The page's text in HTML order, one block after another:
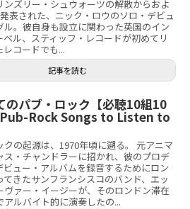
ンズリー・シュウォーツの解散からおよ
表された、ニック・ロウのソロ・デビュ
ル。彼自身も設立に関わった英国のイン
ベル、スティッフ・レコードが初めてリ
レコードでも...
記事を読む
のパブ・ロック【必聴10組10
Rock Songs to Listen to
クの起源は、1970年頃に遡る。 元アニマ
ス・チャンドラーに招かれ、彼のプロデ
ビュー・アルバムを録音するためにロン
てきたサンフランシスコのバンド、エッ
ヴァー・イージーが、そのロンドン滞在
アルバイト的に演奏したの...